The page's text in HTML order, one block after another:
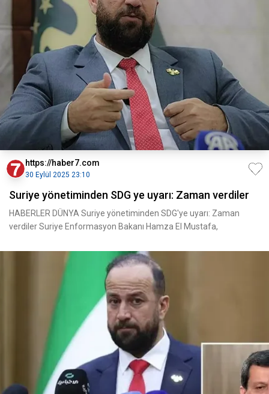
https://haber7.com
30 Eylül 2025 23:10
Suriye yönetiminden SDG ye uyarı: Zaman verdiler
HABERLER DÜNYA Suriye yönetiminden SDG'ye uyarı: Zaman
verdiler Suriye Enformasyon Bakanı Hamza El Mustafa,